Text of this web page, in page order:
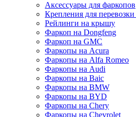
Аксессуары для фаркопов
Крепления для
Рейлинги на крышу
Фаркоп на Dongfeng
Фаркоп на GMC
Фаркопы на Acura
Фаркопы на Alfa Romeo
Фаркопы на Audi
Фаркопы на Baic
Фаркопы на BMW
Фаркопы на BYD
Фаркопы на Chery
Фаркопы на Chevrolet